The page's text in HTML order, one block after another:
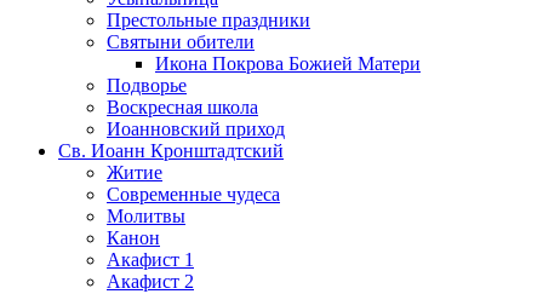
Престольные праздники
Святыни обители
Икона Покрова Божией Матери
Подворье
Воскресная школа
Иоанновский приход
Св. Иоанн Кронштадтский
Житие
Современные чудеса
Молитвы
Канон
Акафист 1
Акафист 2